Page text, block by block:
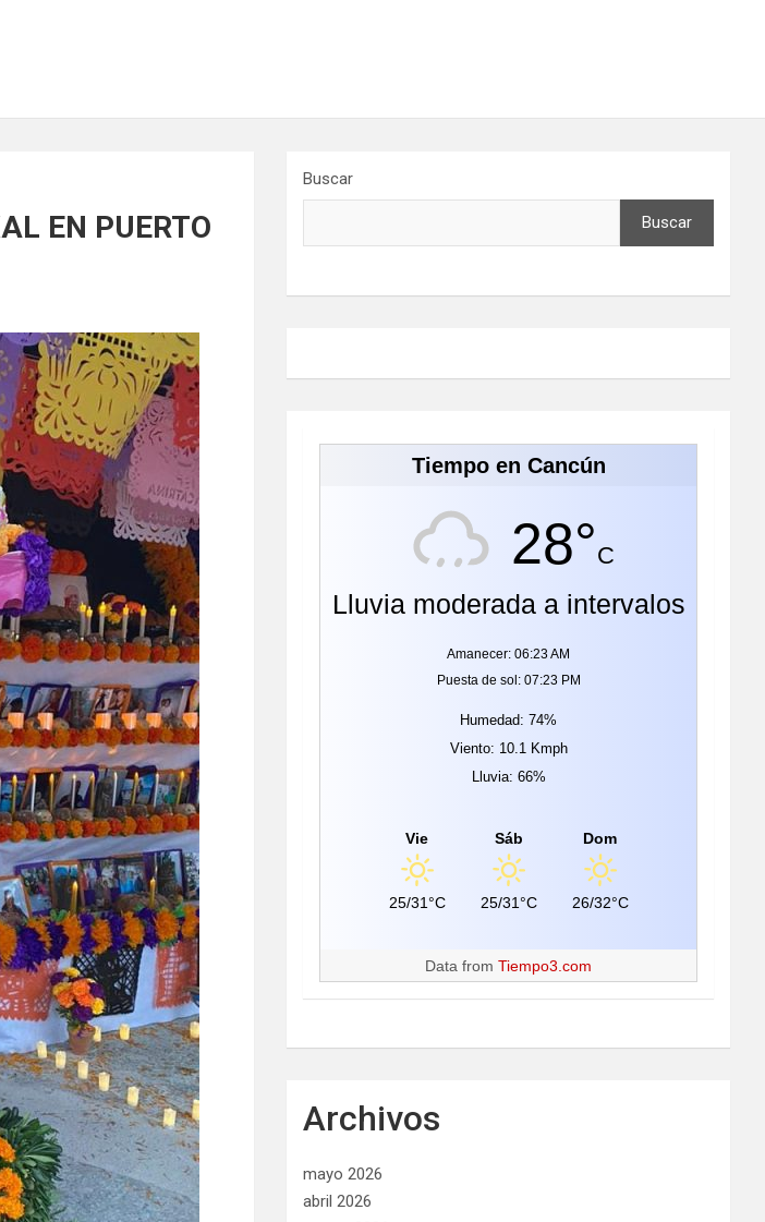
EN PUERTO
Buscar
Buscar
Tiempo en Cancún
28°C
Lluvia moderada a intervalos
Amanecer: 06:23 AM
Puesta de sol: 07:23 PM
Humedad: 74%
Viento: 10.1 Kmph
Lluvia: 66%
Vie
25/31°C
Sáb
25/31°C
Dom
26/32°C
Data fromTiempo3.com
Archivos
mayo 2026
abril 2026